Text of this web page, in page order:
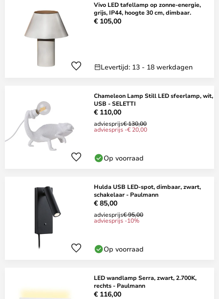
Vivo LED tafellamp op zonne-energie,
grijs, IP44, hoogte 30 cm, dimbaar.
€ 105,00
Levertijd: 13 - 18 werkdagen
Chameleon Lamp Still LED sfeerlamp, wit,
USB - SELETTI
€ 110,00
adviesprijs€ 130,00
adviesprijs -€ 20,00
Op voorraad
Hulda USB LED-spot, dimbaar, zwart,
schakelaar - Paulmann
€ 85,00
adviesprijs€ 95,00
adviesprijs -10%
Op voorraad
LED wandlamp Serra, zwart, 2.700K,
rechts - Paulmann
€ 116,00